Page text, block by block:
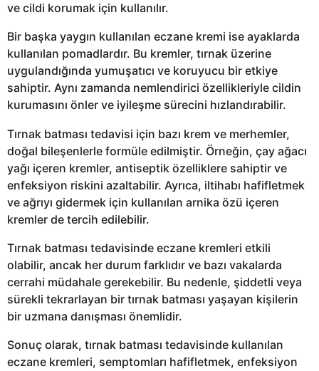
ve cildi korumak için kullanılır.
Bir başka yaygın kullanılan eczane kremi ise ayaklarda
kullanılan pomadlardır. Bu kremler, tırnak üzerine
uygulandığında yumuşatıcı ve koruyucu bir etkiye
sahiptir. Aynı zamanda nemlendirici özellikleriyle cildin
kurumasını önler ve iyileşme sürecini hızlandırabilir.
Tırnak batması tedavisi için bazı krem ve merhemler,
doğal bileşenlerle formüle edilmiştir. Örneğin, çay ağacı
yağı içeren kremler, antiseptik özelliklere sahiptir ve
enfeksiyon riskini azaltabilir. Ayrıca, iltihabı hafifletmek
ve ağrıyı gidermek için kullanılan arnika özü içeren
kremler de tercih edilebilir.
Tırnak batması tedavisinde eczane kremleri etkili
olabilir, ancak her durum farklıdır ve bazı vakalarda
cerrahi müdahale gerekebilir. Bu nedenle, şiddetli veya
sürekli tekrarlayan bir tırnak batması yaşayan kişilerin
bir uzmana danışması önemlidir.
Sonuç olarak, tırnak batması tedavisinde kullanılan
eczane kremleri, semptomları hafifletmek, enfeksiyon